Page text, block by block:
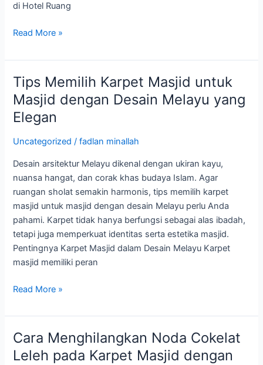
di Hotel Ruang
Read More »
Tips Memilih Karpet Masjid untuk
Masjid dengan Desain Melayu yang
Elegan
Uncategorized /fadlan minallah
Desain arsitektur Melayu dikenal dengan ukiran kayu,
nuansa hangat, dan corak khas budaya Islam. Agar
ruangan sholat semakin harmonis, tips memilih karpet
masjid untuk masjid dengan desain Melayu perlu Anda
pahami. Karpet tidak hanya berfungsi sebagai alas ibadah,
tetapi juga memperkuat identitas serta estetika masjid.
Pentingnya Karpet Masjid dalam Desain Melayu Karpet
masjid memiliki peran
Tips
Memilih
Karpet
Masjid
untuk
dengan
Desain
Melayu
yang
Elegan
Read More »
Cara Menghilangkan Noda Cokelat
Leleh pada Karpet Masjid dengan
Cara
Menghilangkan